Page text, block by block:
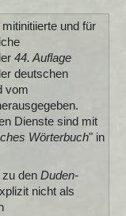
und für
44. Auflage
deutschen
vom
Dienste sind mit
Wörterbuch" in
den Duden-
nicht als